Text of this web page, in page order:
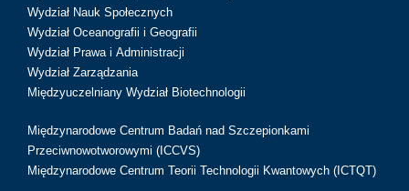
Wydział Nauk Społecznych
Wydział Oceanografii i Geografii
Wydział Prawa i Administracji
Wydział Zarządzania
Międzyuczelniany Wydział Biotechnologii
Międzynarodowe Centrum Badań nad Szczepionkami
Przeciwnowotworowymi (ICCVS)
Międzynarodowe Centrum Teorii Technologii Kwantowych (ICTQT)